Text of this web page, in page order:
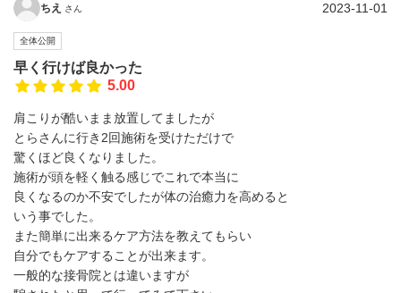
ちえ さん 2023-11-01
全体公開
早く行けば良かった
5.00
肩こりが酷いまま放置してましたが
とらさんに行き2回施術を受けただけで
驚くほど良くなりました。
施術が頭を軽く触る感じでこれで本当に
良くなるのか不安でしたが体の治癒力を高めると
いう事でした。
また簡単に出来るケア方法を教えてもらい
自分でもケアすることが出来ます。
一般的な接骨院とは違いますが